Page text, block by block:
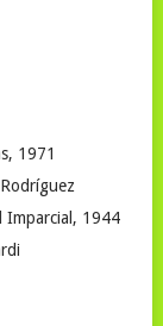
1971
Imparcial, 1944